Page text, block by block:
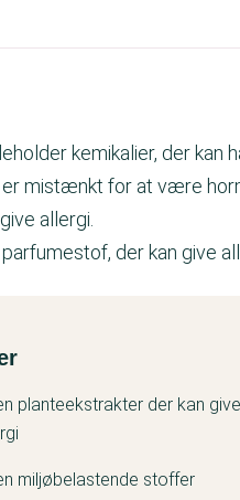
kemikalier, der kan
mistænkt for at være
allergi.
der kan give
planteekstrakter der kan give
miljøbelastende stoffer